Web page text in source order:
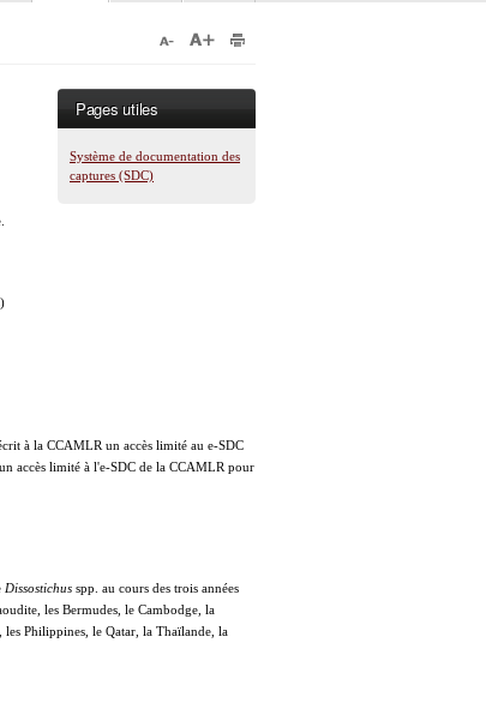
Pages utiles
Système de documentation des
captures (SDC)
à la CCAMLR un accès limité au e-SDC
accès limité à l'e-SDC de la CCAMLR pour
Dissostichus spp. au cours des trois années
les Bermudes, le Cambodge, la
Philippines, le Qatar, la Thaïlande, la